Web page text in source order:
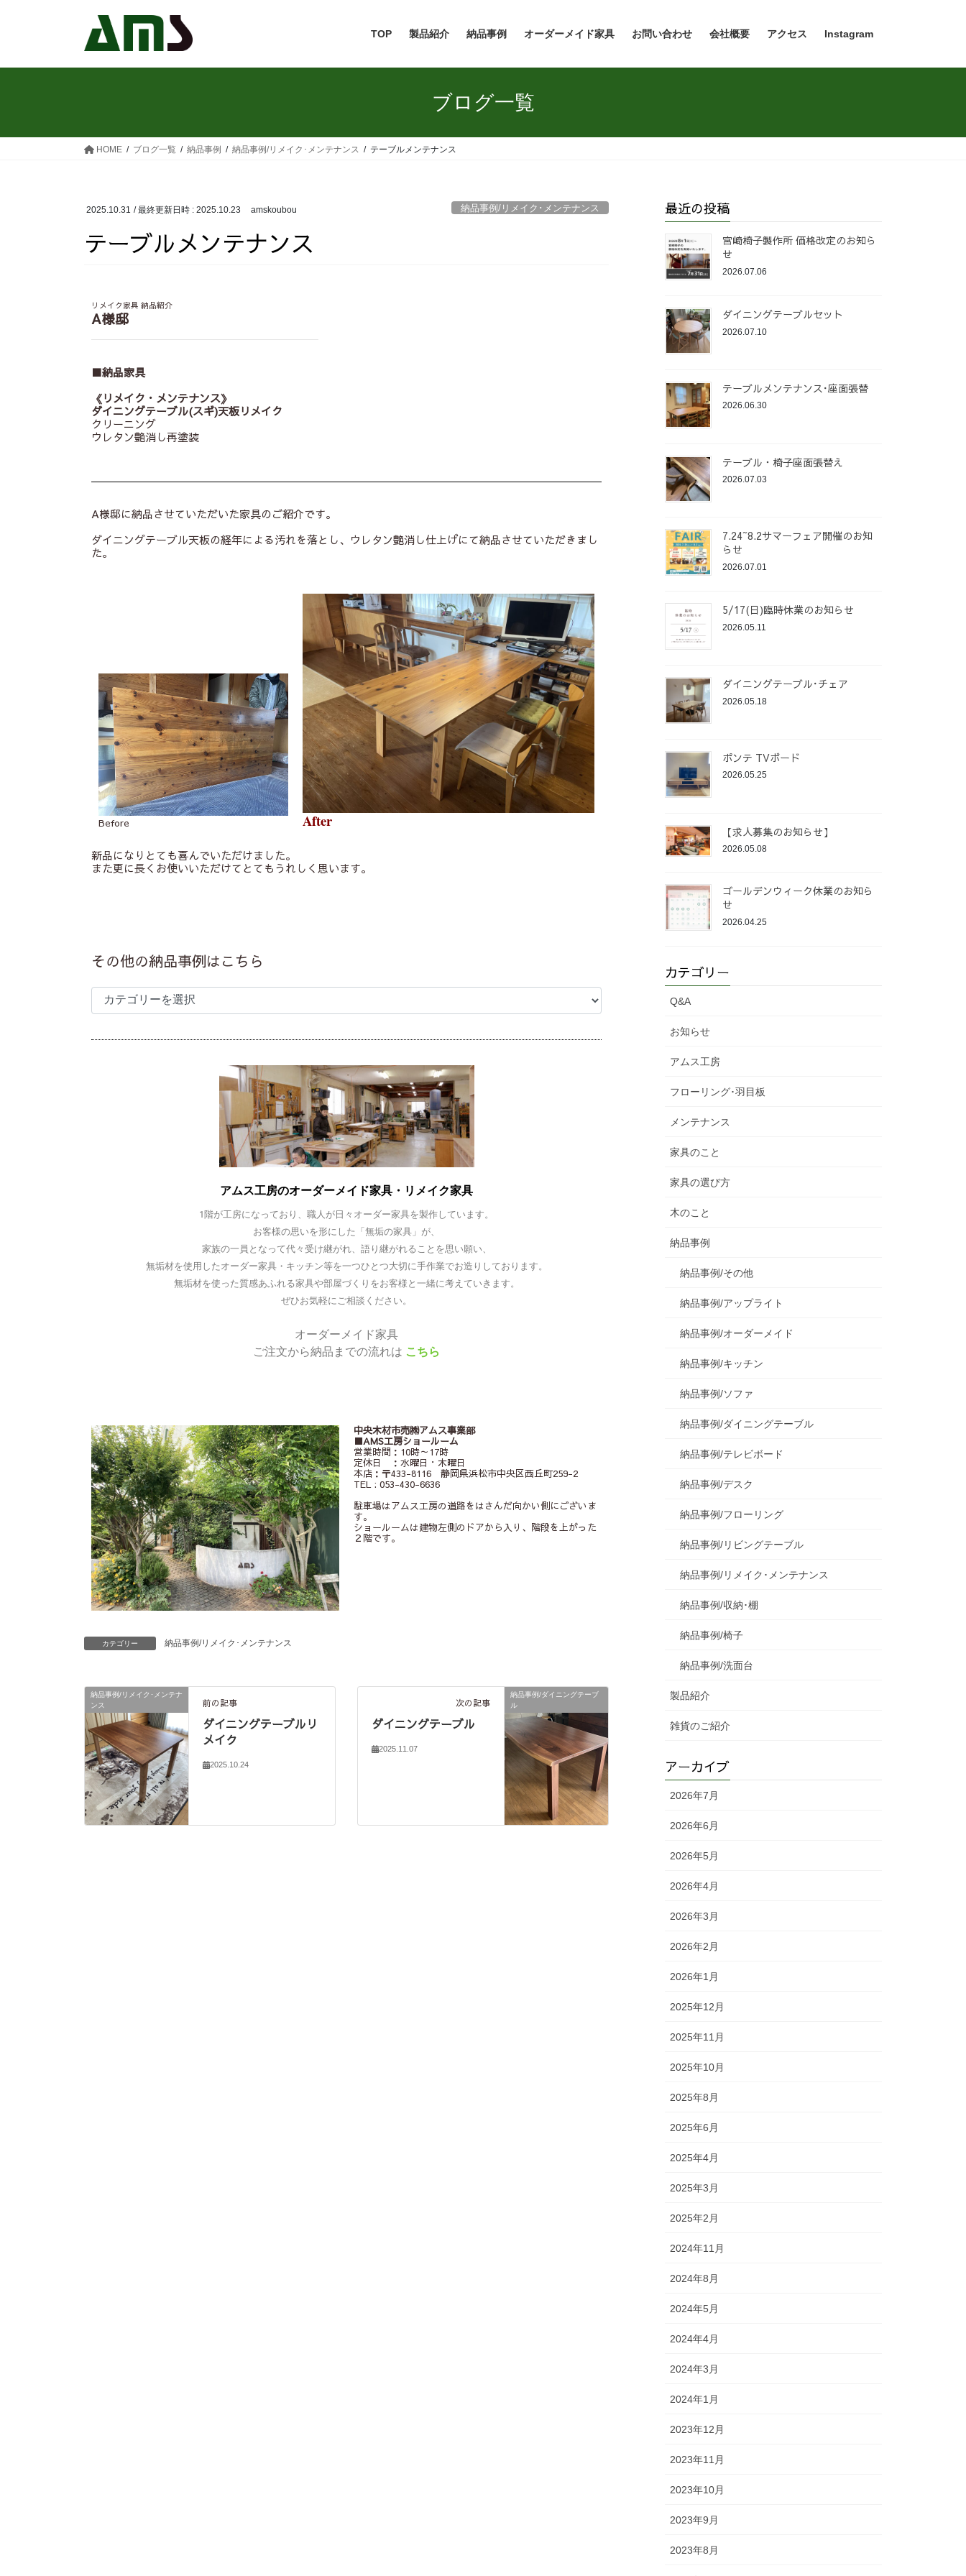
TOP 製品紹介 納品事例 オーダーメイド家具 お問い合わせ 会社概要 アクセス Instagram
ブログ一覧
HOME ブログ一覧 納品事例 納品事例/リメイク･メンテナンス テーブルメンテナンス
2025.10.31 / 最終更新日時 : 2025.10.23 amskoubou 納品事例/リメイク･メンテナンス
テーブルメンテナンス
リメイク家具 納品紹介
A様邸
■納品家具
《リメイク・メンテナンス》
ダイニングテーブル(スギ)天板リメイク
クリーニング
ウレタン艶消し再塗装
A様邸に納品させていただいた家具のご紹介です。
ダイニングテーブル天板の経年による汚れを落とし、ウレタン艶消し仕上げにて納品させていただきまし
た。
Before After
新品になりとても喜んでいただけました。
また更に長くお使いいただけてとてもうれしく思います。
その他の納品事例はこちら
アムス工房のオーダーメイド家具・リメイク家具
1階が工房になっており、職人が日々オーダー家具を製作しています。
お客様の思いを形にした「無垢の家具」が、
家族の一員となって代々受け継がれ、語り継がれることを思い願い、
無垢材を使用したオーダー家具・キッチン等を一つひとつ大切に手作業でお造りしております。
無垢材を使った質感あふれる家具や部屋づくりをお客様と一緒に考えていきます。
ぜひお気軽にご相談ください。
オーダーメイド家具
ご注文から納品までの流れは こちら
中央木材市売㈱アムス事業部
■AMS工房ショールーム
営業時間：10時～17時
定休日 ：水曜日・木曜日
本店：〒433-8116 静岡県浜松市中央区西丘町259-2
TEL : 053-430-6636
駐車場はアムス工房の道路をはさんだ向かい側にございま
す。
ショールームは建物左側のドアから入り、階段を上がった
２階です。
カテゴリー 納品事例/リメイク･メンテナンス
納品事例/リメイク･メンテナ
ンス
前の記事
ダイニングテーブルリ
メイク
2025.10.24
納品事例/ダイニングテーブ
ル
次の記事
ダイニングテーブル
2025.11.07
最近の投稿
宮崎椅子製作所 価格改定のお知ら
せ
2026.07.06
ダイニングテーブルセット
2026.07.10
テーブルメンテナンス･座面張替
2026.06.30
テーブル・椅子座面張替え
2026.07.03
7.24~8.2サマーフェア開催のお知
らせ
2026.07.01
5/17(日)臨時休業のお知らせ
2026.05.11
ダイニングテーブル･チェア
2026.05.18
ポンテ TVボード
2026.05.25
【求人募集のお知らせ】
2026.05.08
ゴールデンウィーク休業のお知ら
せ
2026.04.25
カテゴリー
Q&A
お知らせ
アムス工房
フローリング･羽目板
メンテナンス
家具のこと
家具の選び方
木のこと
納品事例
納品事例/その他
納品事例/アップライト
納品事例/オーダーメイド
納品事例/キッチン
納品事例/ソファ
納品事例/ダイニングテーブル
納品事例/テレビボード
納品事例/デスク
納品事例/フローリング
納品事例/リビングテーブル
納品事例/リメイク･メンテナンス
納品事例/収納･棚
納品事例/椅子
納品事例/洗面台
製品紹介
雑貨のご紹介
アーカイブ
2026年7月
2026年6月
2026年5月
2026年4月
2026年3月
2026年2月
2026年1月
2025年12月
2025年11月
2025年10月
2025年8月
2025年6月
2025年4月
2025年3月
2025年2月
2024年11月
2024年8月
2024年5月
2024年4月
2024年3月
2024年1月
2023年12月
2023年11月
2023年10月
2023年9月
2023年8月